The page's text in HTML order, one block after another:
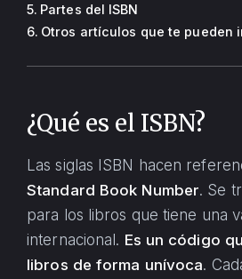
Partes del ISBN
Otros artículos que te pueden
¿Qué es el ISBN?
Las siglas ISBN hacen
Standard Book Number. Se
para los libros que tiene una
internacional. Es un código
libros de forma unívoca.